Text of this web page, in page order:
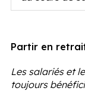
Partir en
Les salariés et
toujours